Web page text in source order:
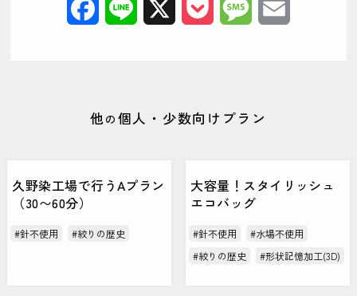
Facebook
Line Pocket Message
他の 個人・少数向けプラン
久野染工場で行うAプラン
（30〜60分）
#針不使用 #絞りの歴史
大容量！スタイリッシュ
エコバッグ
#針不使用
#水場不使用
#絞りの歴史
#形状記憶加工(3D)